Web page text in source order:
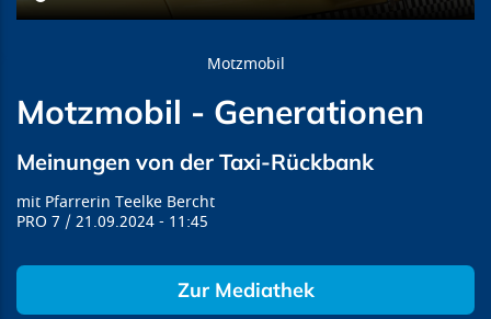
Motzmobil
Motzmobil - Generationen
Meinungen von der Taxi-Rückbank
Pfarrerin Teelke Bercht
PRO 7
21.09.2024 11:45
Zur Mediathek